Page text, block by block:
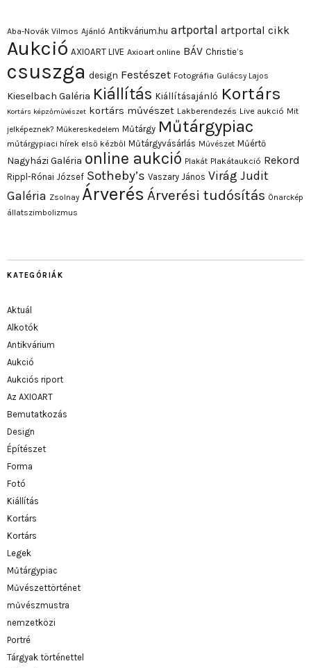
Aba-Novák Vilmos Ajánló Antikvárium.hu artportal artportal cikk
Aukció AXIOART LIVE Axioart online BÁV Christie’s
csuszga design Festészet Fotográfia Gulácsy Lajos
Kieselbach Galéria Kiállítás Kiállításajánló Kortárs
Kortárs képzőművészet kortárs művészet Lakberendezés Live aukció Mit
jelképeznek? Műkereskedelem Műtárgy Műtárgypiac
műtárgypiaci hírek első kézből Műtárgyvásárlás Művészet Műértő
Nagyházi Galéria online aukció Plakát Plakátaukció Rekord
Rippl-Rónai József Sotheby’s Vaszary János Virág Judit
Galéria Zsolnay Árverés Árverési tudósítás Önarckép
állatszimbolizmus
KATEGÓRIÁK
Aktuál
Alkotók
Antikvárium
Aukció
Aukciós riport
Az AXIOART
Bemutatkozás
Design
Építészet
Forma
Fotó
Kiállítás
Kortárs
Kortárs
Legek
Műtárgypiac
Művészettörténet
művészmustra
nemzetközi
Portré
Tárgyak történettel